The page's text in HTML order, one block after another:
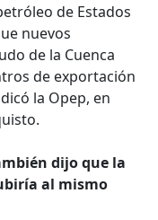
de Estados
nuevos
de la Cuenca
de exportación
la Opep, en
dijo que la
al mismo